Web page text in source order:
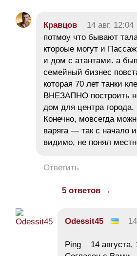
Кравцов 14 авг, 12:04
потмоу что бывают
ктороые могут и
и дом с атантами. а
семейный бизнес
которая 70 лет танки
ВНЕЗАПНО построить
дом для центра
Конечно, мовсегда
варяга — так с начало
видимо, не понял
Ответить
5 ответов →
Odessit45
Ping 14 августа,